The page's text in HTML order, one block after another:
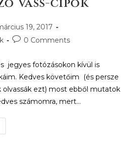
Vass-cipők
19, 2017
0 Comments
jegyes fotózásokon kívül is
Kedves követőim (és persze
olvassák ezt) most ebből mutatok
számomra, mert…